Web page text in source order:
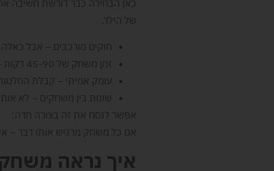
כאן הבחירה כבר דורשת חשיבה
של הילד.
חוקים מורכבים – אבל
זמן משחק של 45-90 דקות – רק אם הוא מצדיק את עצמו
עומק אמיתי – קבלת
שונות בין משחקים – לא
אפשר לנסח את זה בצורה חדה:
אם כל משחק מרגיש אותו דבר –
איך נראה